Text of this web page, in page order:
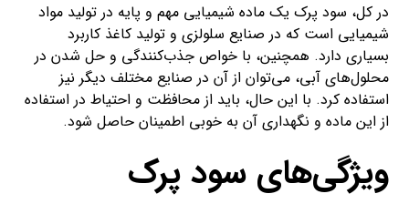
در کل، سود پرک یک ماده شیمیایی مهم و پایه در تولید مواد
شیمیایی است که در صنایع سلولزی و تولید کاغذ کاربرد
بسیاری دارد. همچنین، با خواص جذب‌کنندگی و حل شدن در
محلول‌های آبی، می‌توان از آن در صنایع مختلف دیگر نیز
استفاده کرد. با این حال، باید از محافظت و احتیاط در استفاده
از این ماده و نگهداری آن به خوبی اطمینان حاصل شود.
ویژگی‌های سود پرک